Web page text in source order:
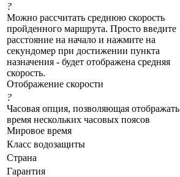
?
Можно рассчитать среднюю скорость
пройденного маршрута. Просто введите
расстояние на начало и нажмите на
секундомер при достижении пункта
назначения - будет отображена средняя
скорость.
Отображение скорости
?
Часовая опция, позволяющая отображать
время нескольких часовых поясов
Мировое время
Класс водозащиты
Страна
Гарантия